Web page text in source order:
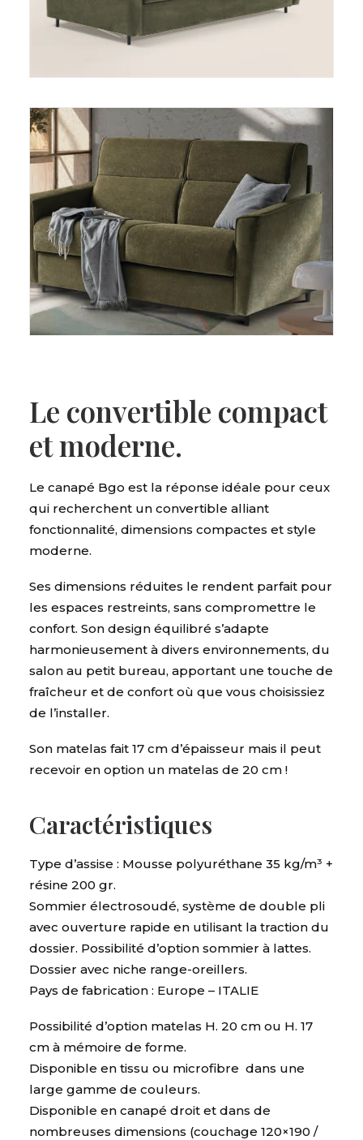
Le convertible compact
et moderne.
Le canapé Bgo est la réponse idéale pour ceux
qui recherchent un convertible alliant
fonctionnalité, dimensions compactes et style
moderne.
Ses dimensions réduites le rendent parfait pour
les espaces restreints, sans compromettre le
confort. Son design équilibré s’adapte
harmonieusement à divers environnements, du
salon au petit bureau, apportant une touche de
fraîcheur et de confort où que vous choisissiez
de l’installer.
Son matelas fait 17 cm d’épaisseur mais il peut
recevoir en option un matelas de 20 cm !
Caractéristiques
Type d’assise : Mousse polyuréthane 35 kg/m³ +
résine 200 gr.
Sommier électrosoudé, système de double pli
avec ouverture rapide en utilisant la traction du
dossier. Possibilité d’option sommier à lattes.
Dossier avec niche range-oreillers.
Pays de fabrication : Europe – ITALIE
Possibilité d’option matelas H. 20 cm ou H. 17
cm à mémoire de forme.
Disponible en tissu ou microfibre dans une
large gamme de couleurs.
Disponible en canapé droit et dans de
nombreuses dimensions (couchage 120×190 /